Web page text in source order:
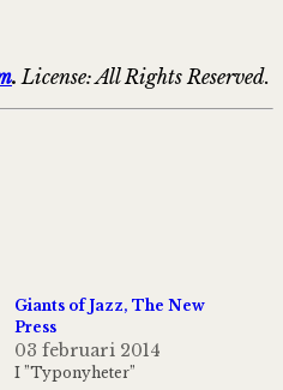
. License: All Rights Reserved.
Giants of Jazz, The New
Press
03 februari 2014
I ”Typonyheter”